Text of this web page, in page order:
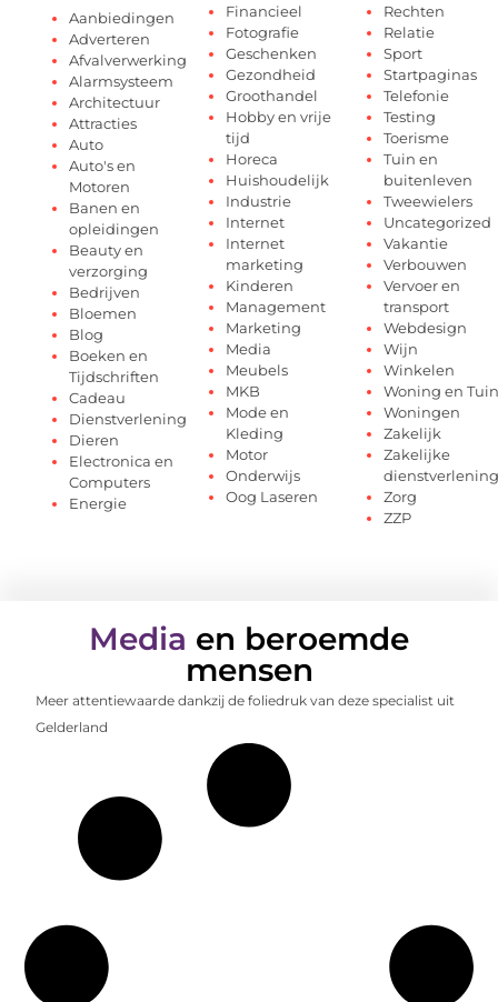
Aanbiedingen
Adverteren
Afvalverwerking
Alarmsysteem
Architectuur
Attracties
Auto
Auto's en
Motoren
Banen en
opleidingen
Beauty en
verzorging
Bedrijven
Bloemen
Blog
Boeken en
Tijdschriften
Cadeau
Dienstverlening
Dieren
Electronica en
Computers
Energie
Financieel
Fotografie
Geschenken
Gezondheid
Groothandel
Hobby en vrije
tijd
Horeca
Huishoudelijk
Industrie
Internet
Internet
marketing
Kinderen
Management
Marketing
Media
Meubels
MKB
Mode en
Kleding
Motor
Onderwijs
Oog Laseren
Rechten
Relatie
Sport
Startpaginas
Telefonie
Testing
Toerisme
Tuin en
buitenleven
Tweewielers
Uncategorized
Vakantie
Verbouwen
Vervoer en
transport
Webdesign
Wijn
Winkelen
Woning en Tuin
Woningen
Zakelijk
Zakelijke
dienstverlening
Zorg
ZZP
Media en beroemde
mensen
Meer attentiewaarde dankzij de foliedruk van deze specialist uit
Gelderland